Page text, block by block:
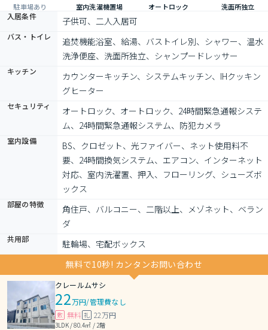
駐車場あり 室内洗濯機置場 オートロック 洗面所独立
入居条件 子供可、二人入居可
バス・トイレ
追焚機能浴室、給湯、バストイレ別、シャワー、温水
洗浄便座、洗面所独立、シャンプードレッサー
キッチン
カウンターキッチン、システムキッチン、IHクッキン
グヒーター
セキュリティ
オートロック、オートロック、24時間緊急通報システ
ム、24時間緊急通報システム、防犯カメラ
室内設備
BS、クロゼット、光ファイバー、ネット使用料不
要、24時間換気システム、エアコン、インターネット
対応、室内洗濯置、押入、フローリング、シューズボ
ックス
部屋の特徴
角住戸、バルコニー、二階以上、メゾネット、ベラン
ダ
共用部
駐輪場、宅配ボックス
無料で10秒! カンタンお問い合わせ
クレールムサシ
22万円/管理費なし
敷 無料 礼 22万円
3LDK / 80.4㎡ / 2階